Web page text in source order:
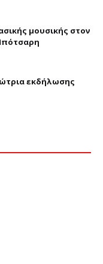
μουσικής στον
εκδήλωσης